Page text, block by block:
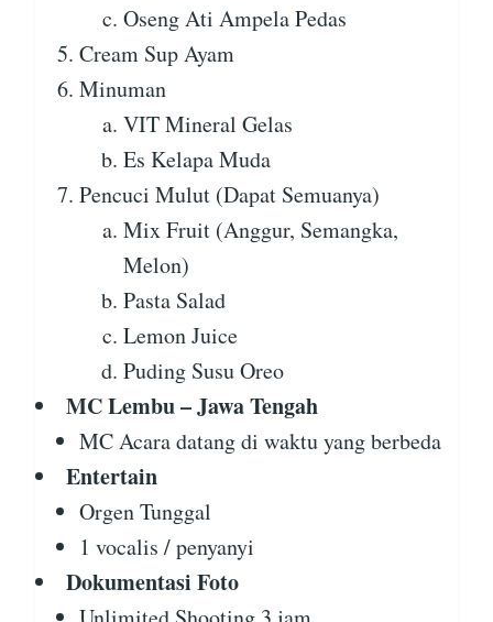
Oseng Ati Ampela Pedas
Cream Sup Ayam
Minuman
VIT Mineral Gelas
Es Kelapa Muda
Pencuci Mulut (Dapat Semuanya)
Mix Fruit (Anggur, Semangka,
Melon)
Pasta Salad
Lemon Juice
Puding Susu Oreo
MC Lembu – Jawa Tengah
MC Acara datang di waktu yang berbeda
Entertain
Orgen Tunggal
1 vocalis / penyanyi
Dokumentasi Foto